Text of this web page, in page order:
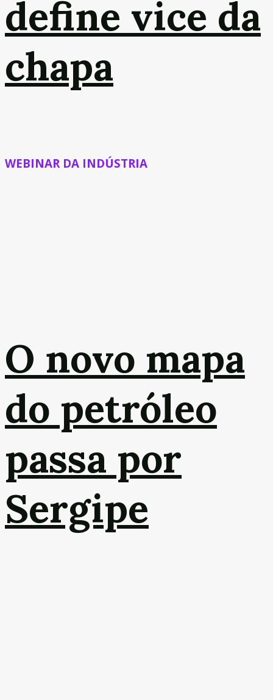
define vice da
chapa
WEBINAR DA INDÚSTRIA
O novo mapa
do petróleo
passa por
Sergipe